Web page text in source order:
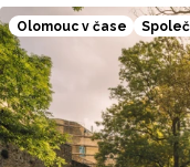
chodníku se podle
mezi vrcholy podle
Olomouc v čase